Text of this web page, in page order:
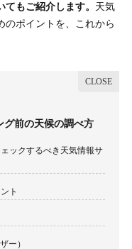
もご紹介します。 天気
のポイントを、これから
グ前の天候の調べ方
ックするべき天気情報サ
ト
ー）